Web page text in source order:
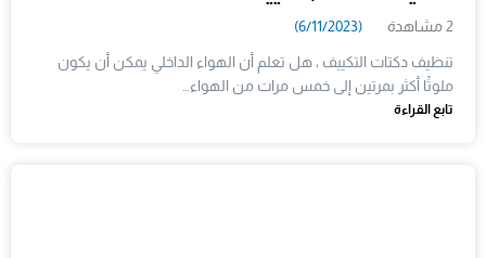
2 مشاهدة (6/11/2023)
تنظيف دكتات التكييف ، هل تعلم أن الهواء الداخلي يمكن أن يكون
ملوثًا أكثر بمرتين إلى خمس مرات من الهواء…
تابع القراءة